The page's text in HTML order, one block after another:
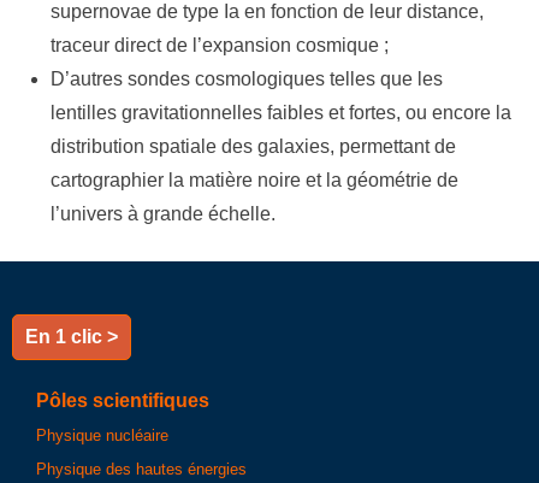
supernovae de type Ia en fonction de leur distance,
traceur direct de l’expansion cosmique ;
D’autres sondes cosmologiques telles que les
lentilles gravitationnelles faibles et fortes, ou encore la
distribution spatiale des galaxies, permettant de
cartographier la matière noire et la géométrie de
l’univers à grande échelle.
En 1 clic >
Pôles scientifiques
Physique nucléaire
Physique des hautes énergies